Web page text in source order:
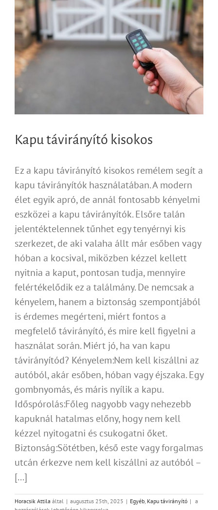
Kapu távirányító kisokos
Ez a kapu távirányító kisokos remélem segít a
kapu távirányítók használatában. A modern
élet egyik apró, de annál fontosabb kényelmi
eszközei a kapu távirányítók. Elsőre talán
jelentéktelennek tűnhet egy tenyérnyi kis
szerkezet, de aki valaha állt már esőben vagy
hóban a kocsival, miközben kézzel kellett
nyitnia a kaput, pontosan tudja, mennyire
felértékelődik ez a találmány. De nemcsak a
kényelem, hanem a biztonság szempontjából
is érdemes megérteni, miért fontos a
megfelelő távirányító, és mire kell figyelni a
használat során. Miért jó, ha van kapu
távirányítód? Kényelem:Nem kell kiszállni az
autóból, akár esőben, hóban vagy éjszaka. Egy
gombnyomás, és máris nyílik a kapu.
Időspórolás:Főleg nagyobb vagy nehezebb
kapuknál hatalmas előny, hogy nem kell
kézzel nyitogatni és csukogatni őket.
Biztonság:Sötétben, késő este vagy forgalmas
utcán érkezve nem kell kiszállni az autóból –
[...]
Horacsik Attila által | augusztus 25th, 2025 | Egyéb Kapu távirányító | Kapu
a